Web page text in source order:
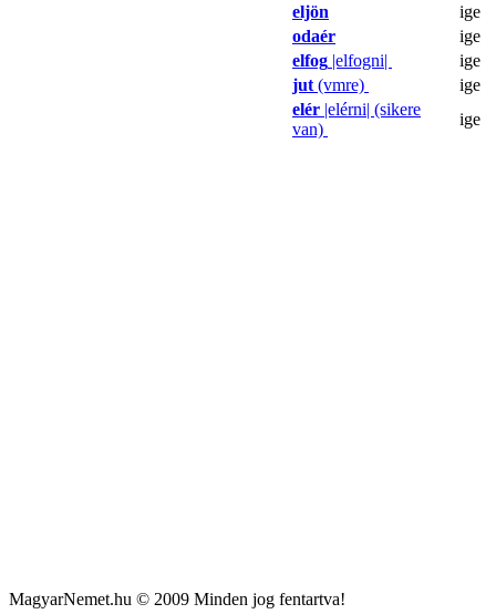
eljön
ige
odaér
ige
elfog |elfogni|
ige
jut (vmre)
ige
elér |elérni| (sikere
van)
ige
MagyarNemet.hu © 2009 Minden jog fentartva!